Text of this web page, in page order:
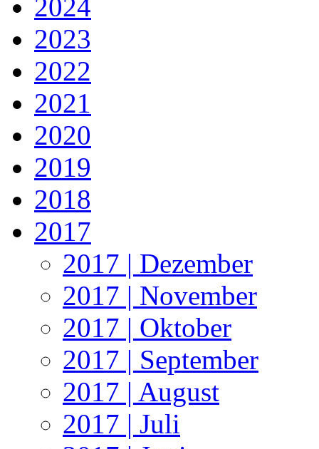
2024
2023
2022
2021
2020
2019
2018
2017
2017 | Dezember
2017 | November
2017 | Oktober
2017 | September
2017 | August
2017 | Juli